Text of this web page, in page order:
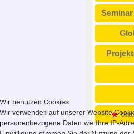
Wir benutzen Cookies
Wir verwenden auf unserer Website
personenbezogene Daten wie Ihre IP-